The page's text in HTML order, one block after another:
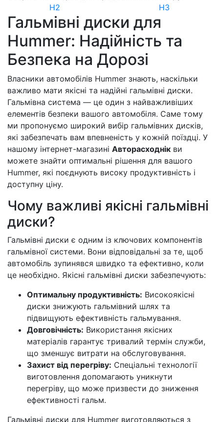
H2
H3
Гальмівні диски для
Hummer: Надійність та
Безпека на Дорозі
Власники автомобілів Hummer знають, наскільки
важливо мати якісні та надійні гальмівні диски.
Гальмівна система — це один з найважливіших
елементів безпеки вашого автомобіля. Саме тому
ми пропонуємо широкий вибір гальмівних дисків,
які забезпечать вам впевненість у кожній поїздці. У
нашому інтернет-магазині Авторасходнік ви
можете знайти оптимальні рішення для вашого
Hummer, які поєднують високу продуктивність і
доступну ціну.
Чому важливі якісні гальмівні
диски?
Гальмівні диски є одним із ключових компонентів
гальмівної системи. Вони відповідальні за те, щоб
автомобіль зупинявся швидко та ефективно, коли
це необхідно. Якісні гальмівні диски забезпечують:
Оптимальну продуктивність: Високоякісні
диски знижують гальмівний шлях та
підвищують ефективність гальмування.
Довговічність: Використання якісних
матеріалів гарантує тривалий термін служби,
що зменшує витрати на обслуговування.
Захист від перегріву: Спеціальні технології
виготовлення допомагають уникнути
перегріву, що може призвести до зниження
ефективності гальм.
Гальмівні диски для Hummer виготовляються з